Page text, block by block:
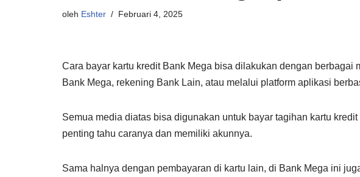
oleh Eshter Februari 4, 2025
Cara bayar kartu kredit Bank Mega bisa dilakukan dengan berbagai
Bank Mega, rekening Bank Lain, atau melalui platform aplikasi
Semua media diatas bisa digunakan untuk bayar tagihan kartu
penting tahu caranya dan memiliki akunnya.
Sama halnya dengan pembayaran di kartu lain, di Bank Mega ini